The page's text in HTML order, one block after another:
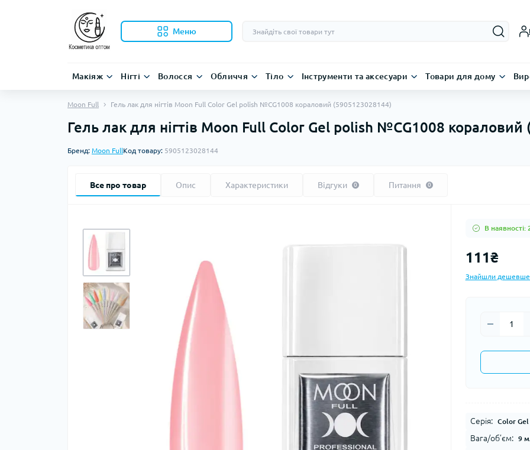
Меню
Макіяж Нігті Волосся Обличчя Тіло Інструменти та аксесуари Товари для дому
Moon Full Гель лак для нігтів Moon Full Color Gel polish №CG1008 кораловий (5905123028144)
Гель лак для нігтів Moon Full Color Gel polish №CG1008
Бренд: Moon FullКод товару: 5905123028144
Все про товар Опис Характеристики Відгуки 0 Питання 0
В наявності:
111₴
Знайшли
Серія: Color
Вага/об’єм: 9